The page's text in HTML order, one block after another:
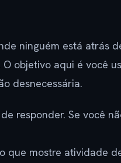
ninguém está atrás
objetivo aqui é você
desnecessária.
responder. Se você
que mostre atividade